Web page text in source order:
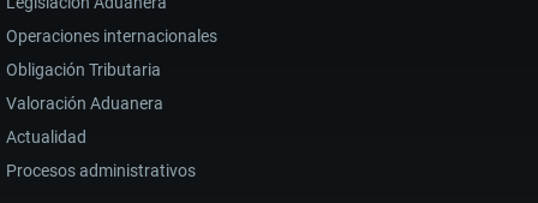
Operaciones internacionales
Obligación Tributaria
Valoración Aduanera
Actualidad
Procesos administrativos